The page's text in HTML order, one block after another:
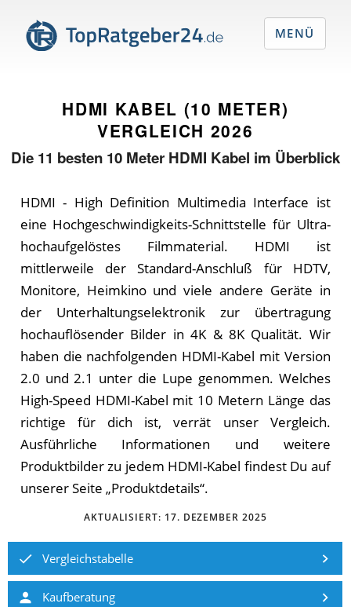
HDMI KABEL (10 METER)
VERGLEICH 2026
Die 11 besten 10 Meter HDMI Kabel im Überblick
HDMI - High Definition Multimedia Interface ist
eine Hochgeschwindigkeits-Schnittstelle für Ultra-
hochaufgelöstes Filmmaterial. HDMI ist
mittlerweile der Standard-Anschluß für HDTV,
Monitore, Heimkino und viele andere Geräte in
der Unterhaltungselektronik zur übertragung
hochauflösender Bilder in 4K & 8K Qualität. Wir
ha­ben die nachfolgenden HDMI-Kabel mit Version
2.0 und 2.1 unter die Lupe genommen. Wel­ches
High-Speed HDMI-Kabel mit 10 Metern Länge das
rich­ti­ge für dich ist, ver­rät un­ser Ver­gleich.
Ausführliche Informationen und weitere
Produktbilder zu jedem HDMI-Kabel findest Du auf
unserer Seite „Produktdetails“.
AKTUALISIERT: 17. DEZEMBER 2025
Vergleichstabelle
Kaufberatung
MENÜ